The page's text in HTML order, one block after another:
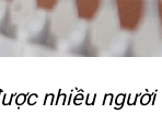
nhiều người